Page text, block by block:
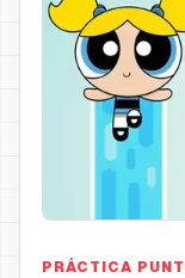
lazo del pelo
PRÁCTICA